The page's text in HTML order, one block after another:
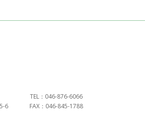
6
TEL：046-876-6066
FAX：046-845-1788